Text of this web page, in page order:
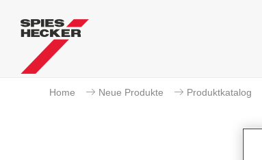
Home Neue Produkte Produktkatalog